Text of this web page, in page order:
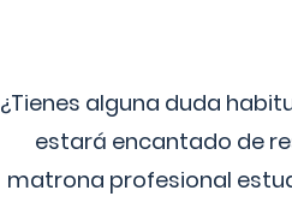
¿Tienes alguna duda
estará encantado de
matrona profesional